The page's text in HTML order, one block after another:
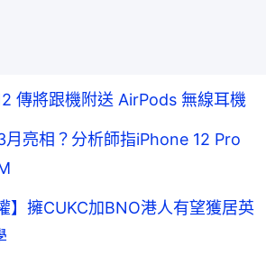
傳將跟機附送 AirPods 無線耳機
亮相？分析師指iPhone 12 Pro
】擁CUKC加BNO港人有望獲居英